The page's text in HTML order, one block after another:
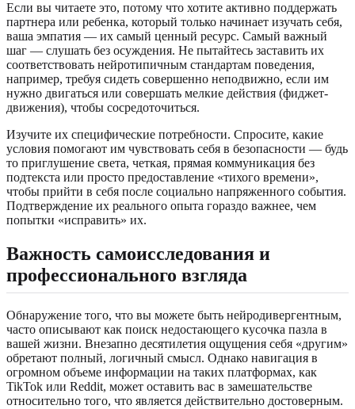
Если вы читаете это, потому что хотите активно поддержать
партнера или ребенка, который только начинает изучать себя,
ваша эмпатия — их самый ценный ресурс. Самый важный
шаг — слушать без осуждения. Не пытайтесь заставить их
соответствовать нейротипичным стандартам поведения,
например, требуя сидеть совершенно неподвижно, если им
нужно двигаться или совершать мелкие действия (фиджет-
движения), чтобы сосредоточиться.
Изучите их специфические потребности. Спросите, какие
условия помогают им чувствовать себя в безопасности — будь
то приглушение света, четкая, прямая коммуникация без
подтекста или просто предоставление «тихого времени»,
чтобы прийти в себя после социально напряженного события.
Подтверждение их реального опыта гораздо важнее, чем
попытки «исправить» их.
Важность самоисследования и
профессионального взгляда
Обнаружение того, что вы можете быть нейродивергентным,
часто описывают как поиск недостающего кусочка пазла в
вашей жизни. Внезапно десятилетия ощущения себя «другим»
обретают полный, логичный смысл. Однако навигация в
огромном объеме информации на таких платформах, как
TikTok или Reddit, может оставить вас в замешательстве
относительно того, что является действительно достоверным.